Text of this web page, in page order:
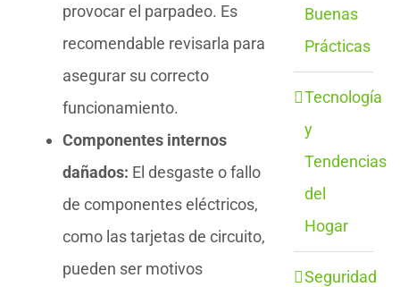
provocar el parpadeo. Es
recomendable revisarla para
asegurar su correcto
funcionamiento.
Componentes internos
dañados: El desgaste o fallo
de componentes eléctricos,
como las tarjetas de circuito,
pueden ser motivos
Buenas
Prácticas
Tecnología
y
Tendencias
del
Hogar
Seguridad